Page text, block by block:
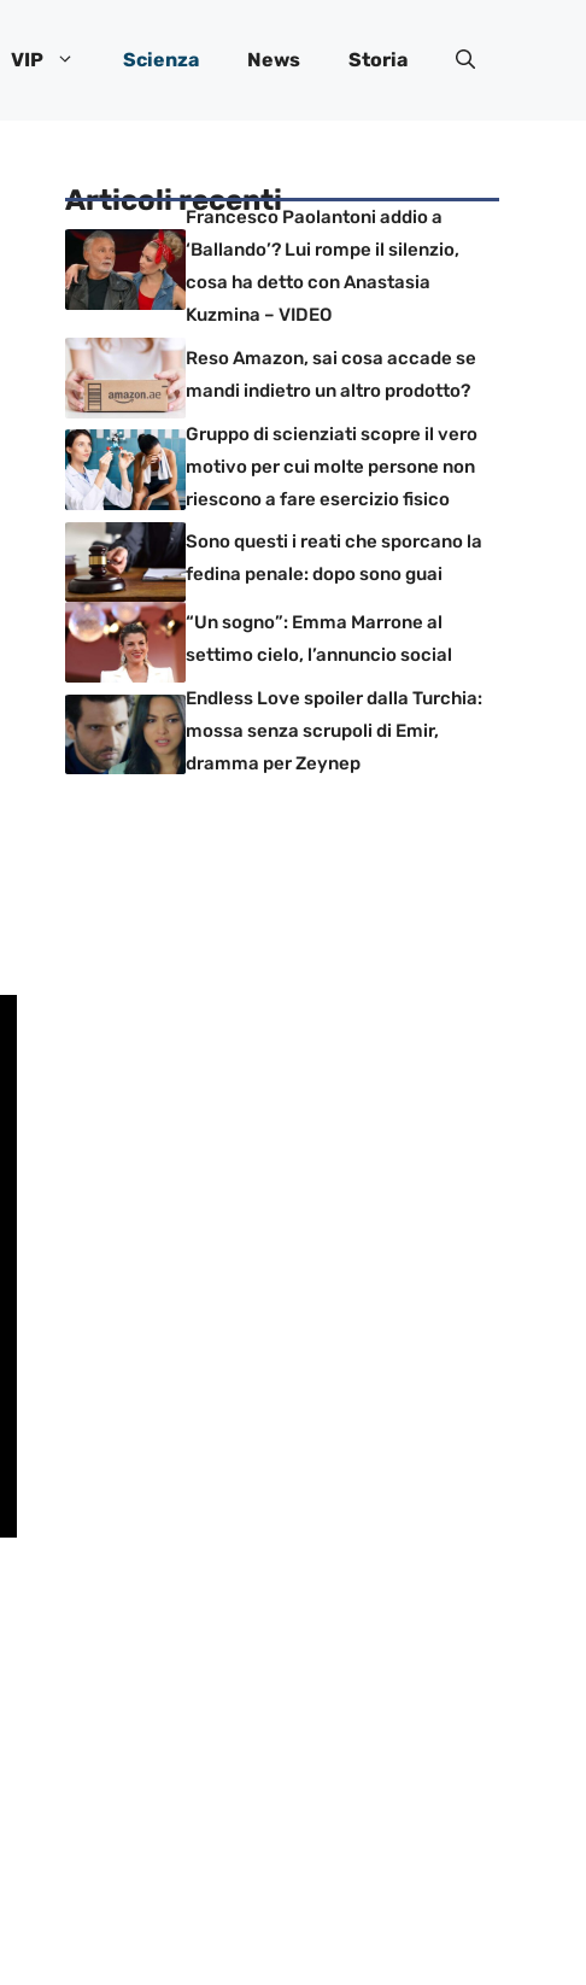
VIP Scienza News Storia
Articoli recentiFrancesco Paolantoni addio a
‘Ballando’? Lui rompe il silenzio,
cosa ha detto con Anastasia
Kuzmina – VIDEO
Reso Amazon, sai cosa accade se
mandi indietro un altro prodotto?
Gruppo di scienziati scopre il vero
motivo per cui molte persone non
riescono a fare esercizio fisico
Sono questi i reati che sporcano la
fedina penale: dopo sono guai
“Un sogno”: Emma Marrone al
settimo cielo, l’annuncio social
Endless Love spoiler dalla Turchia:
mossa senza scrupoli di Emir,
dramma per Zeynep